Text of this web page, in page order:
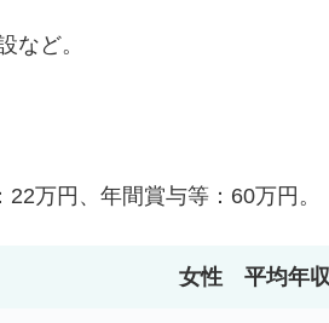
など。
万円、年間賞与等：60万円。
女性 平均年